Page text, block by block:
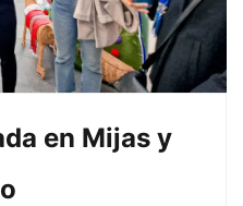
en Mijas y